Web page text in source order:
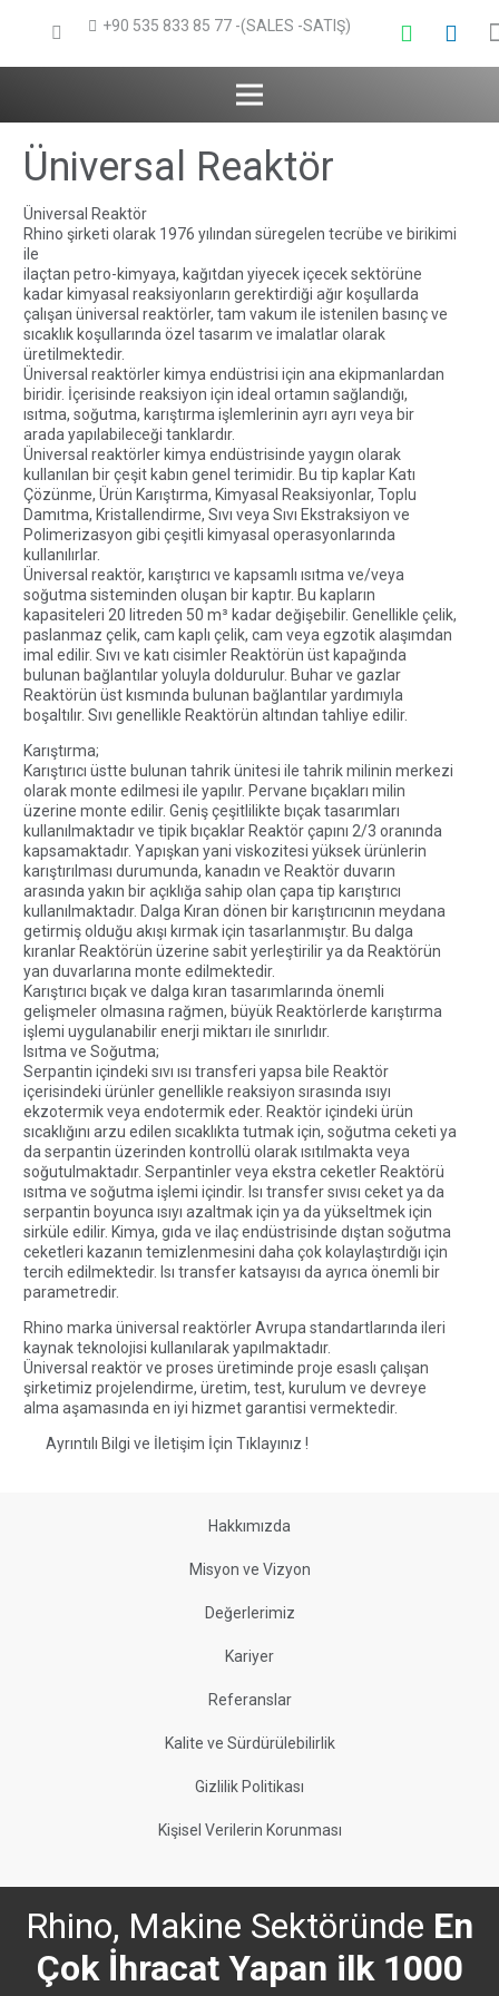
+90 535 833 85 77 -(SALES -SATIŞ)
Üniversal Reaktör
Üniversal Reaktör
Rhino şirketi olarak 1976 yılından süregelen tecrübe ve birikimi
ile
ilaçtan petro-kimyaya, kağıtdan yiyecek içecek sektörüne
kadar kimyasal reaksiyonların gerektirdiği ağır koşullarda
çalışan üniversal reaktörler, tam vakum ile istenilen basınç ve
sıcaklık koşullarında özel tasarım ve imalatlar olarak
üretilmektedir.
Üniversal reaktörler kimya endüstrisi için ana ekipmanlardan
biridir. İçerisinde reaksiyon için ideal ortamın sağlandığı,
ısıtma, soğutma, karıştırma işlemlerinin ayrı ayrı veya bir
arada yapılabileceği tanklardır.
Üniversal reaktörler kimya endüstrisinde yaygın olarak
kullanılan bir çeşit kabın genel terimidir. Bu tip kaplar Katı
Çözünme, Ürün Karıştırma, Kimyasal Reaksiyonlar, Toplu
Damıtma, Kristallendirme, Sıvı veya Sıvı Ekstraksiyon ve
Polimerizasyon gibi çeşitli kimyasal operasyonlarında
kullanılırlar.
Üniversal reaktör, karıştırıcı ve kapsamlı ısıtma ve/veya
soğutma sisteminden oluşan bir kaptır. Bu kapların
kapasiteleri 20 litreden 50 m³ kadar değişebilir. Genellikle çelik,
paslanmaz çelik, cam kaplı çelik, cam veya egzotik alaşımdan
imal edilir. Sıvı ve katı cisimler Reaktörün üst kapağında
bulunan bağlantılar yoluyla doldurulur. Buhar ve gazlar
Reaktörün üst kısmında bulunan bağlantılar yardımıyla
boşaltılır. Sıvı genellikle Reaktörün altından tahliye edilir.
Karıştırma;
Karıştırıcı üstte bulunan tahrik ünitesi ile tahrik milinin merkezi
olarak monte edilmesi ile yapılır. Pervane bıçakları milin
üzerine monte edilir. Geniş çeşitlilikte bıçak tasarımları
kullanılmaktadır ve tipik bıçaklar Reaktör çapını 2/3 oranında
kapsamaktadır. Yapışkan yani viskozitesi yüksek ürünlerin
karıştırılması durumunda, kanadın ve Reaktör duvarın
arasında yakın bir açıklığa sahip olan çapa tip karıştırıcı
kullanılmaktadır. Dalga Kıran dönen bir karıştırıcının meydana
getirmiş olduğu akışı kırmak için tasarlanmıştır. Bu dalga
kıranlar Reaktörün üzerine sabit yerleştirilir ya da Reaktörün
yan duvarlarına monte edilmektedir.
Karıştırıcı bıçak ve dalga kıran tasarımlarında önemli
gelişmeler olmasına rağmen, büyük Reaktörlerde karıştırma
işlemi uygulanabilir enerji miktarı ile sınırlıdır.
Isıtma ve Soğutma;
Serpantin içindeki sıvı ısı transferi yapsa bile Reaktör
içerisindeki ürünler genellikle reaksiyon sırasında ısıyı
ekzotermik veya endotermik eder. Reaktör içindeki ürün
sıcaklığını arzu edilen sıcaklıkta tutmak için, soğutma ceketi ya
da serpantin üzerinden kontrollü olarak ısıtılmakta veya
soğutulmaktadır. Serpantinler veya ekstra ceketler Reaktörü
ısıtma ve soğutma işlemi içindir. Isı transfer sıvısı ceket ya da
serpantin boyunca ısıyı azaltmak için ya da yükseltmek için
sirküle edilir. Kimya, gıda ve ilaç endüstrisinde dıştan soğutma
ceketleri kazanın temizlenmesini daha çok kolaylaştırdığı için
tercih edilmektedir. Isı transfer katsayısı da ayrıca önemli bir
parametredir.
Rhino marka üniversal reaktörler Avrupa standartlarında ileri
kaynak teknolojisi kullanılarak yapılmaktadır.
Üniversal reaktör ve proses üretiminde proje esaslı çalışan
şirketimiz projelendirme, üretim, test, kurulum ve devreye
alma aşamasında en iyi hizmet garantisi vermektedir.
Ayrıntılı Bilgi ve İletişim İçin Tıklayınız !
Hakkımızda
Misyon ve Vizyon
Değerlerimiz
Kariyer
Referanslar
Kalite ve Sürdürülebilirlik
Gizlilik Politikası
Kişisel Verilerin Korunması
Rhino, Makine Sektöründe En
Çok İhracat Yapan ilk 1000